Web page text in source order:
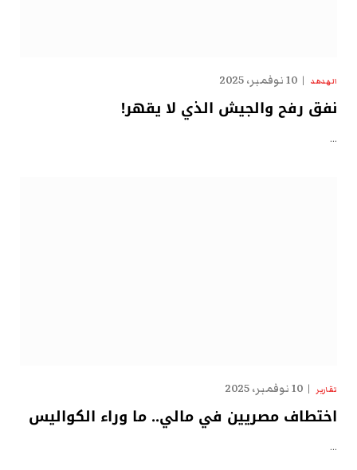
الهدهد 10 نوفمبر، 2025
نفق رفح والجيش الذي لا يقهر!
…
تقارير 10 نوفمبر، 2025
اختطاف مصريين في مالي.. ما وراء الكواليس
…